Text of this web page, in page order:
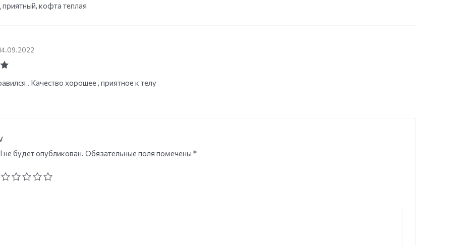
кофта теплая
. Качество хорошее , приятное к телу
будет опубликован. Обязательные поля помечены*